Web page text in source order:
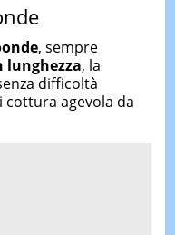
, sempre
lunghezza, la
difficoltà
agevola da